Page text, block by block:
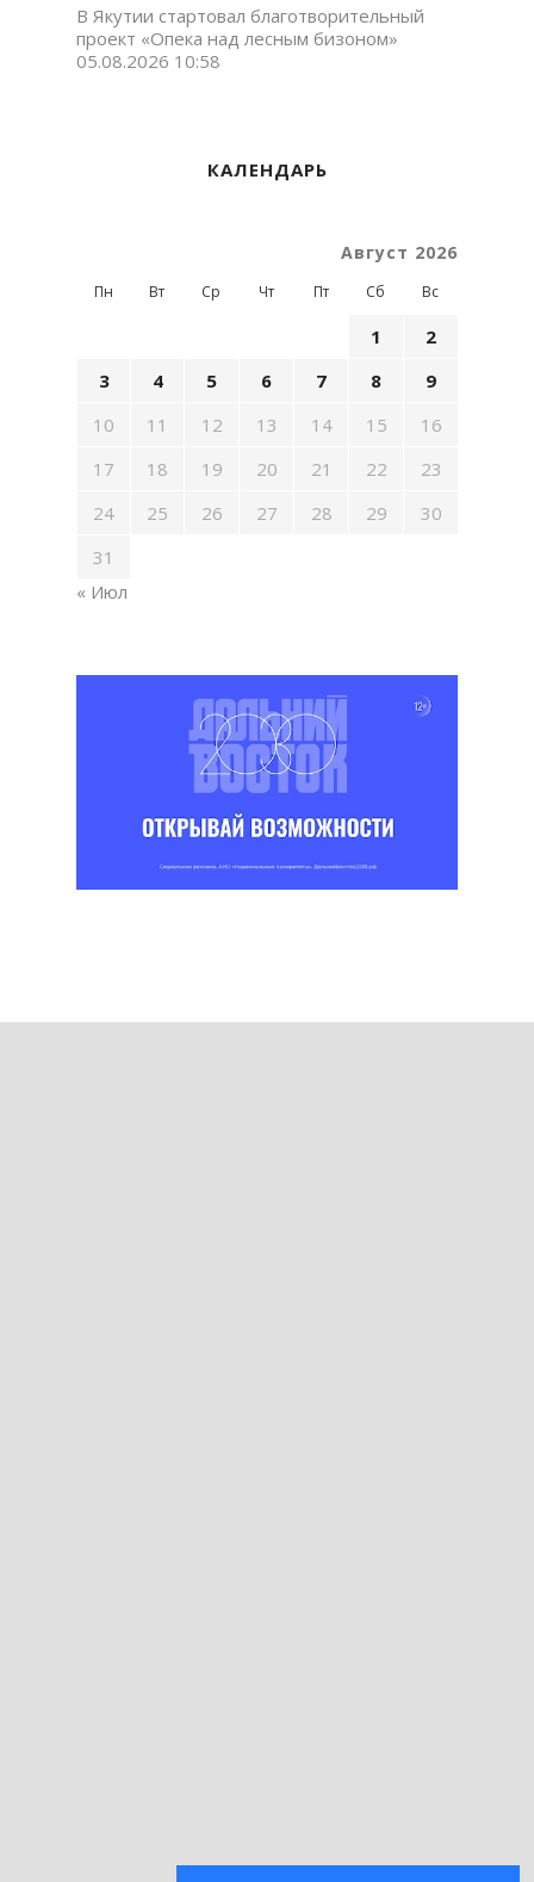
В Якутии стартовал благотворительный
проект «Опека над лесным бизоном»
05.08.2026 10:58
КАЛЕНДАРЬ
Август 2026
Пн Вт Ср Чт Пт Сб Вс
1
2
3
4 5 6 7 8
9
10
11 12 13 14 15
16
17
18 19 20 21 22
23
24
25 26 27 28 29
30
31
« Июл